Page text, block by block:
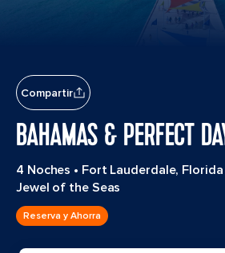
Compartir
BAHAMAS & PERFECT
4 Noches • Fort Lauderdale, Florida
Jewel of the Seas
Reserva y Ahorra